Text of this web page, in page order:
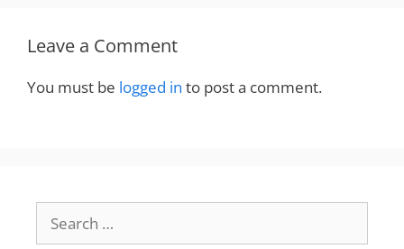
Leave a Comment
You must be logged in to post a comment.
for: